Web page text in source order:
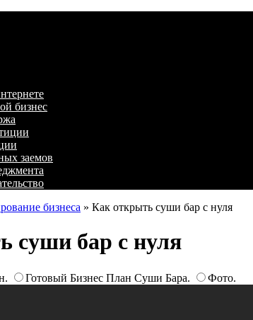
бизнес
заемов
бизнеса » Как открыть суши бар с нуля
суши бар с нуля
Готовый Бизнес План Суши Бара. Фото.